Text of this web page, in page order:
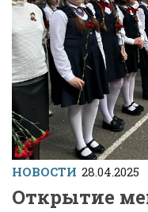
НОВОСТИ 28.04.2025
Открытие